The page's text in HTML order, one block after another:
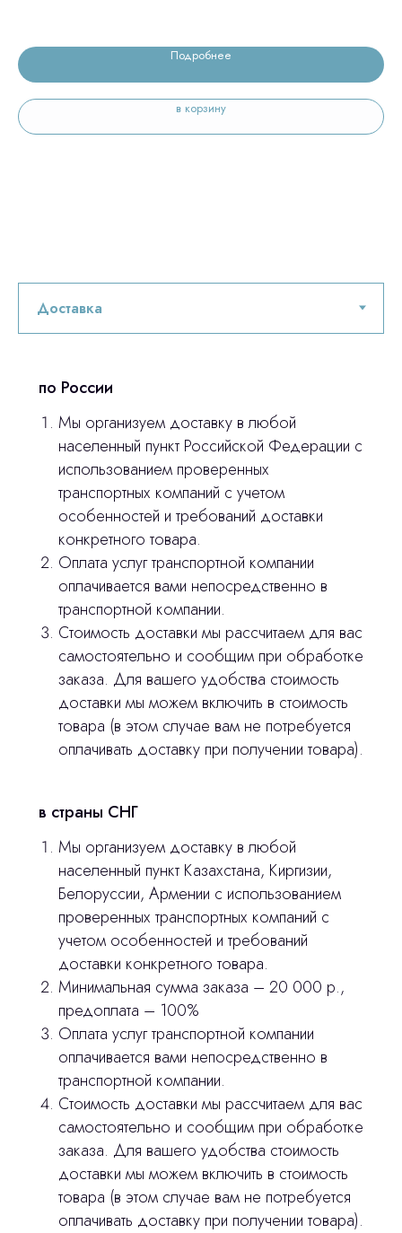
Подробнее
в корзину
по России
Мы организуем доставку в любой
населенный пункт Российской Федерации с
использованием проверенных
транспортных компаний с учетом
особенностей и требований доставки
конкретного товара.
Оплата услуг транспортной компании
оплачивается вами непосредственно в
транспортной компании.
Стоимость доставки мы рассчитаем для вас
самостоятельно и сообщим при обработке
заказа. Для вашего удобства стоимость
доставки мы можем включить в стоимость
товара (в этом случае вам не потребуется
оплачивать доставку при получении товара).
в страны СНГ
Мы организуем доставку в любой
населенный пункт Казахстана, Киргизии,
Белоруссии, Армении с использованием
проверенных транспортных компаний с
учетом особенностей и требований
доставки конкретного товара.
Минимальная сумма заказа – 20 000 р.,
предоплата – 100%
Оплата услуг транспортной компании
оплачивается вами непосредственно в
транспортной компании.
Стоимость доставки мы рассчитаем для вас
самостоятельно и сообщим при обработке
заказа. Для вашего удобства стоимость
доставки мы можем включить в стоимость
товара (в этом случае вам не потребуется
оплачивать доставку при получении товара).
Остались вопросы
оставьте контакты, мы свяжемся и
ответим на все вопросы
© 2024 ЛС Дентал Групп
сделано
Продукция
3D печать
Лицензирование
Изготовление хирургических шаблонов
Оплата и доставка
Политика конфиденциальности
stasicus